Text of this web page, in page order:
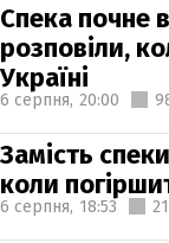
Спека почне
розповіли,
Україні
6 серпня, 20:00
Замість
коли
6 серпня, 18:53